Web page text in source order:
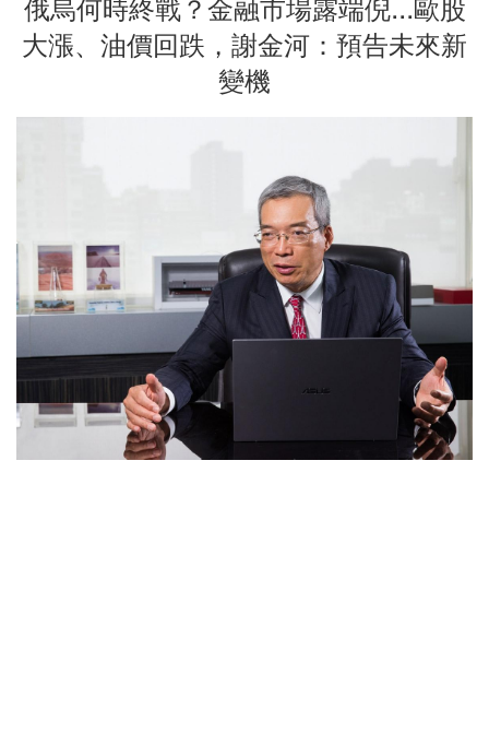
俄烏何時終戰？金融市場露端倪...歐股
大漲、油價回跌，謝金河：預告未來新
變機